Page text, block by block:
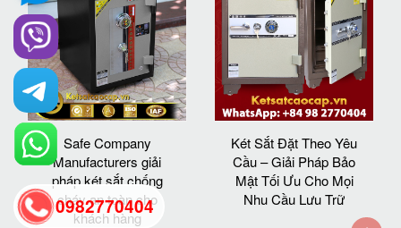
Safe Company
Manufacturers giải
pháp két sắt chống
cháy an toàn cho
khách hàng
Két Sắt Đặt Theo Yêu
Cầu – Giải Pháp Bảo
Mật Tối Ưu Cho Mọi
Nhu Cầu Lưu Trữ
0982770404